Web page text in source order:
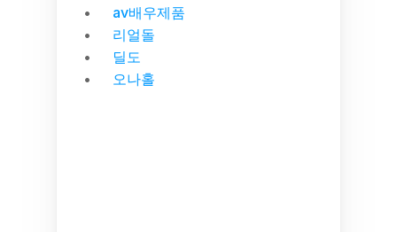
av배우제품
리얼돌
딜도
오나홀